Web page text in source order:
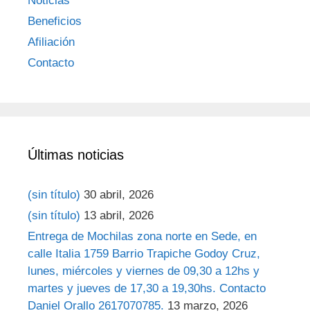
Beneficios
Afiliación
Contacto
Últimas noticias
(sin título) 30 abril, 2026
(sin título) 13 abril, 2026
Entrega de Mochilas zona norte en Sede, en
calle Italia 1759 Barrio Trapiche Godoy Cruz,
lunes, miércoles y viernes de 09,30 a 12hs y
martes y jueves de 17,30 a 19,30hs. Contacto
Daniel Orallo 2617070785. 13 marzo, 2026